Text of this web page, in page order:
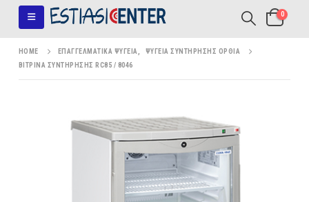
0
HOME ΕΠΑΓΓΕΛΜΑΤΙΚΆ ΨΥΓΕΊΑ
ΨΥΓΕΊΑ ΣΥΝΤΉΡΗΣΗΣ ΌΡΘΙΑ
ΒΙΤΡΊΝΑ ΣΥΝΤΉΡΗΣΗΣ RC85 / 8046